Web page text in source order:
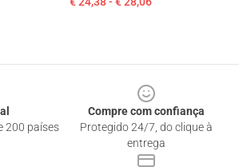
200 países
Compre com confiança
Protegido 24/7, do clique à
entrega